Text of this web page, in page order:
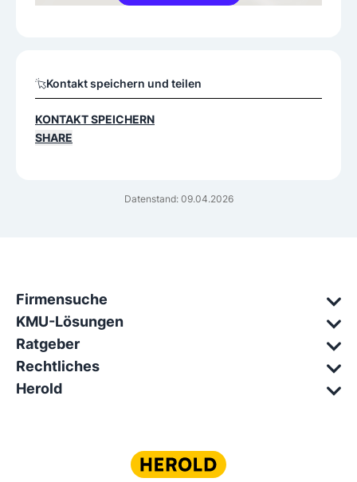
Datenstand: 09.04.2026
Kontakt speichern und teilen
KONTAKT SPEICHERN
SHARE
Firmensuche
KMU-Lösungen
Ratgeber
Rechtliches
Herold